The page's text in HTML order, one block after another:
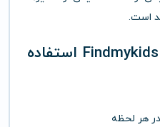
است.
چرا باید از اپلیکیشن Findmykids استفاده
در هر لحظه